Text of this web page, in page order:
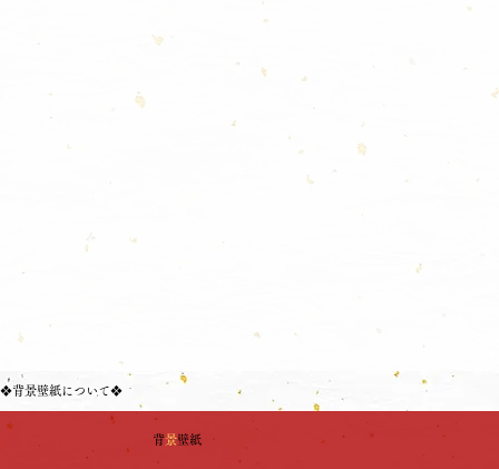
❖背景壁紙について❖
背景壁紙